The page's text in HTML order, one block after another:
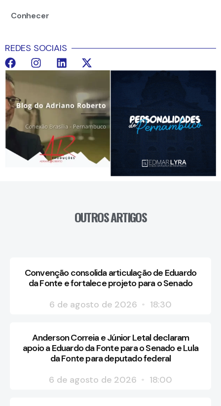
Conhecer
REDES SOCIAIS
OUTROS ARTIGOS
Convenção consolida articulação de Eduardo
da Fonte e fortalece projeto para o Senado
6 de agosto de 2026
18:30
Anderson Correia e Júnior Letal declaram
apoio a Eduardo da Fonte para o Senado e Lula
da Fonte para deputado federal
6 de agosto de 2026
18:00